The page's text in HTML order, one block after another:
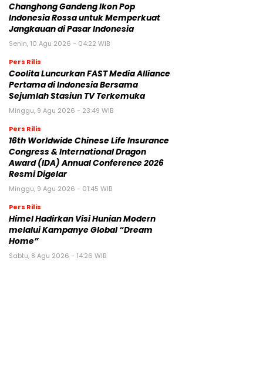
Changhong Gandeng Ikon Pop
Indonesia Rossa untuk Memperkuat
Jangkauan di Pasar Indonesia
Senin, 10 Agu 2026 - 04:22 WIB
Pers Rilis
Coolita Luncurkan FAST Media Alliance
Pertama di Indonesia Bersama
Sejumlah Stasiun TV Terkemuka
Minggu, 9 Agu 2026 - 23:49 WIB
Pers Rilis
16th Worldwide Chinese Life Insurance
Congress & International Dragon
Award (IDA) Annual Conference 2026
Resmi Digelar
Minggu, 9 Agu 2026 - 01:45 WIB
Pers Rilis
Himel Hadirkan Visi Hunian Modern
melalui Kampanye Global “Dream
Home”
Sabtu, 8 Agu 2026 - 14:26 WIB